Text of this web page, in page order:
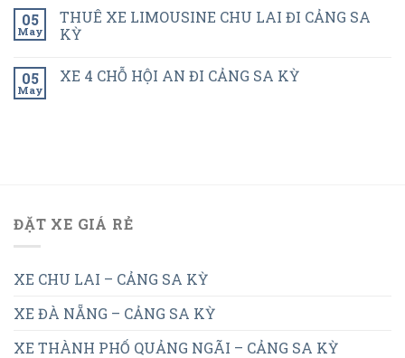
05
May
THUÊ XE LIMOUSINE CHU LAI ĐI CẢNG SA
KỲ
05
May
XE 4 CHỖ HỘI AN ĐI CẢNG SA KỲ
ĐẶT XE GIÁ RẺ
XE CHU LAI – CẢNG SA KỲ
XE ĐÀ NẴNG – CẢNG SA KỲ
XE THÀNH PHỐ QUẢNG NGÃI – CẢNG SA KỲ